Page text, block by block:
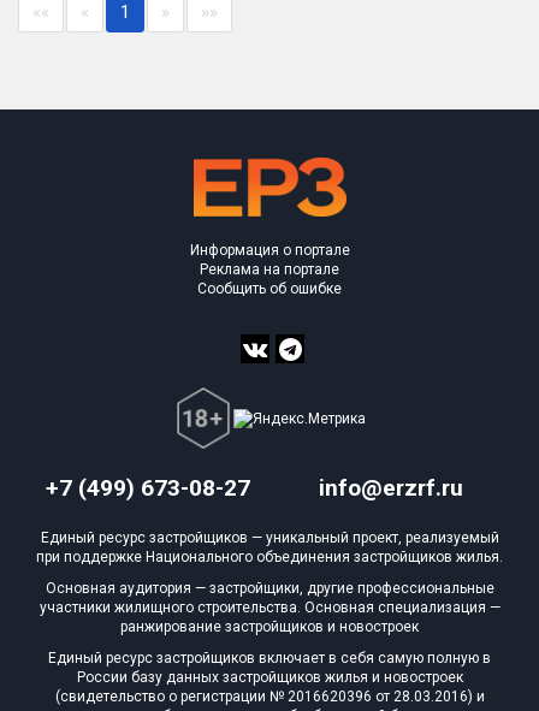
Квартир, апартаментов,
блоков в БД
«« « 1 » »»
+7 (499) 673-08-27 info@erzrf.ru
Информация о портале
Реклама на портале
Сообщить об ошибке
Единый ресурс застройщиков — уникальный проект, реализуемый
при поддержке Национального объединения застройщиков жилья.
Основная аудитория — застройщики, другие профессиональные
участники жилищного строительства. Основная специализация —
ранжирование застройщиков и новостроек
Единый ресурс застройщиков включает в себя самую полную в
России базу данных застройщиков жилья и новостроек
(свидетельство о регистрации № 2016620396 от 28.03.2016) и